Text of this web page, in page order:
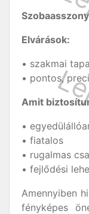
Szobaasszony
Elvárások:
• szakmai
• pontos,
Amit
•
• fiatalos
• rugalmas
• fejlődési
Amennyiben
fényképes